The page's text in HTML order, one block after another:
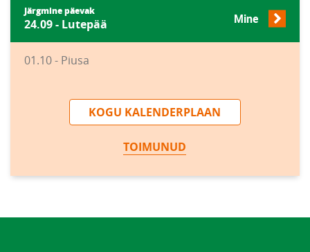
Järgmine päevak
24.09 - Lutepää Mine
01.10 - Piusa
KOGU KALENDERPLAAN
TOIMUNUD